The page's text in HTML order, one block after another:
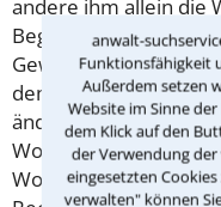
anwalt-
Funktionsfähigkeit
Außerdem setzen
Website im Sinne
dem Klick auf den
der Verwendung
eingesetzten
verwalten" können
andere ihm allein die
Begründet werden
Gewalt gegen Partner
dem Wohl
ändert jedoch nichts
Wohnung oder wer